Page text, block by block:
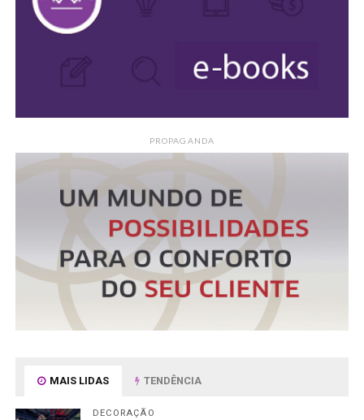
PROPAGANDA
MAIS LIDAS TENDÊNCIA
DECORAÇÃO